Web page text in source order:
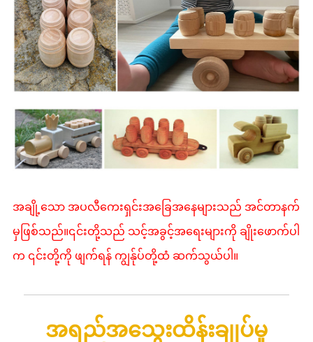
အချို့သော အပလီကေးရှင်းအခြေအနေများသည် အင်တာနက်
မှဖြစ်သည်။၎င်းတို့သည် သင့်အခွင့်အရေးများကို ချိုးဖောက်ပါ
က ၎င်းတို့ကို ဖျက်ရန် ကျွန်ုပ်တို့ထံ ဆက်သွယ်ပါ။
အရည်အသွေးထိန်းချုပ်မှု